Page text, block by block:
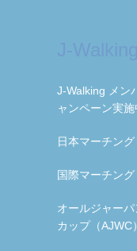
J-Walking メン
ャンペーン実施
日本マーチング
国際マーチング
オールジャー
カップ（AJWC）